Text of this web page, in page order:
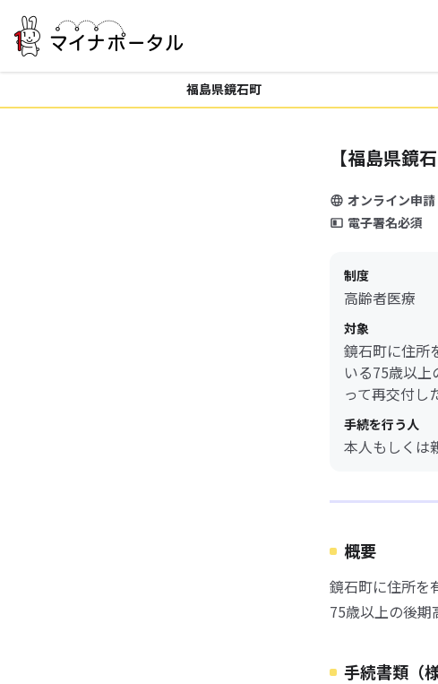
福島県鏡石町
【福島県鏡
オンライン申請
電子署名必須
制度
高齢者医療
対象
鏡石町に住所
いる75歳以
って再交付し
手続を行う人
本人もしくは
概要
鏡石町に住所を
75歳以上の後期
手続書類（様